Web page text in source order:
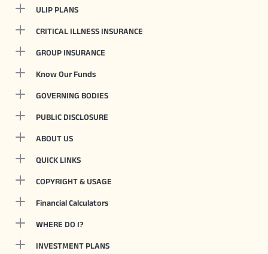
ULIP PLANS
CRITICAL ILLNESS INSURANCE
GROUP INSURANCE
Know Our Funds
GOVERNING BODIES
PUBLIC DISCLOSURE
ABOUT US
QUICK LINKS
COPYRIGHT & USAGE
Financial Calculators
WHERE DO I?
INVESTMENT PLANS